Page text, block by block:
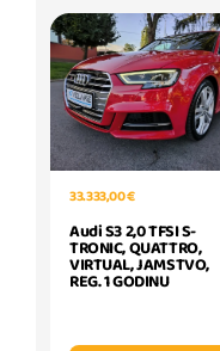
33.333,00 €
Audi S3 2,0 TFSI S-
TRONIC, QUATTRO,
VIRTUAL, JAMSTVO,
REG. 1 GODINU